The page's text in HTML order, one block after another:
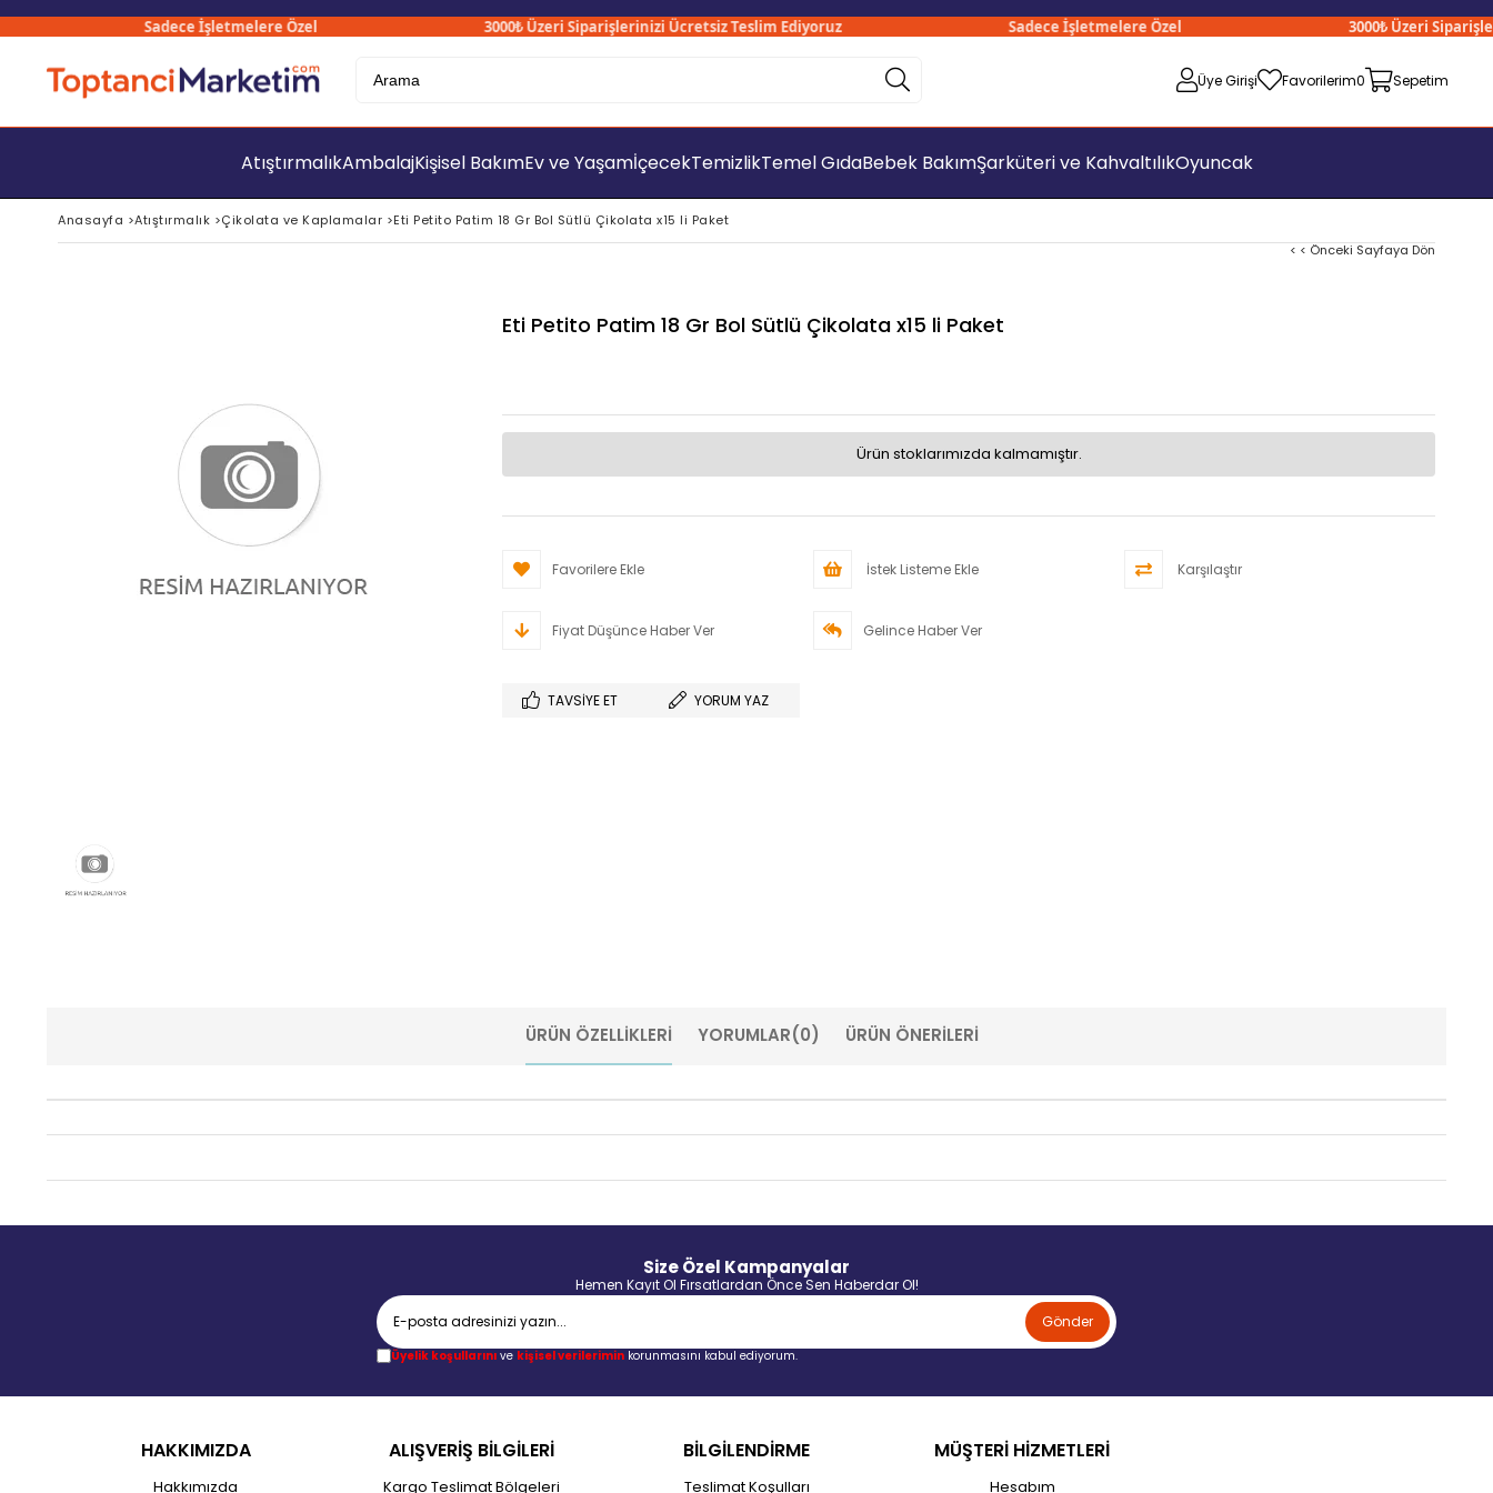
Sadece İşletmelere Özel 3000₺ Üzeri Siparişlerinizi Ücretsiz Teslim Ediyoruz Sadece İşletmelere Özel 3000₺ Üzeri
Üye Girişi Favorilerim0 Sepetim
AtıştırmalıkAmbalajKişisel BakımEv ve YaşamİçecekTemizlikTemel GıdaBebek BakımŞarküteri ve KahvaltılıkOyuncak
Anasayfa >Atıştırmalık >Çikolata ve Kaplamalar >Eti Petito Patim 18 Gr Bol Sütlü Çikolata x15 li Paket
< < Önceki Sayfaya Dön
Eti Petito Patim 18 Gr Bol Sütlü Çikolata x15 li Paket
Ürün stoklarımızda kalmamıştır.
Favorilere Ekle İstek Listeme Ekle Karşılaştır
Fiyat Düşünce Haber Ver Gelince Haber Ver
TAVSIYE ET YORUM YAZ
ÜRÜN ÖZELLIKLERI YORUMLAR(0) ÜRÜN ÖNERILERI
Size Özel Kampanyalar
Hemen Kayıt Ol Fırsatlardan Önce Sen Haberdar Ol!
Gönder
Üyelik koşullarınıve kişisel verileriminkorunmasını kabul ediyorum.
HAKKIMIZDA
Hakkımızda
ALIŞVERİŞ BİLGİLERİ
Kargo Teslimat Bölgeleri
BİLGİLENDİRME
Teslimat Koşulları
MÜŞTERİ HİZMETLERİ
Hesabım